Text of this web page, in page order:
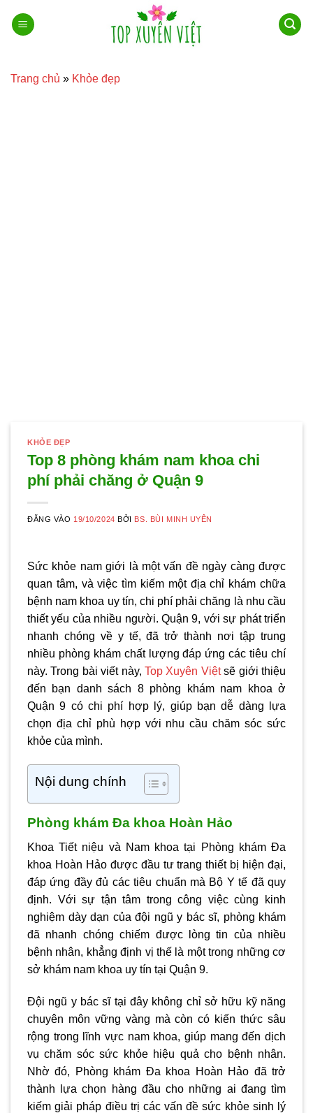
qua
Trang chủ » Khỏe đẹp
KHỎE ĐẸP
Top 8 phòng khám nam khoa chi
phí phải chăng ở Quận 9
ĐĂNG VÀO 19/10/2024 BỞI BS. BÙI MINH UYÊN
Sức khỏe nam giới là một vấn đề ngày càng được
quan tâm, và việc tìm kiếm một địa chỉ khám chữa
bệnh nam khoa uy tín, chi phí phải chăng là nhu cầu
thiết yếu của nhiều người. Quận 9, với sự phát triển
nhanh chóng về y tế, đã trở thành nơi tập trung
nhiều phòng khám chất lượng đáp ứng các tiêu chí
này. Trong bài viết này, Top Xuyên Việtsẽ giới thiệu
đến bạn danh sách 8 phòng khám nam khoa ở
Quận 9 có chi phí hợp lý, giúp bạn dễ dàng lựa
chọn địa chỉ phù hợp với nhu cầu chăm sóc sức
khỏe của mình.
Nội dung chính
Phòng khám Đa khoa Hoàn Hảo
Khoa Tiết niệu và Nam khoa tại Phòng khám Đa
khoa Hoàn Hảo được đầu tư trang thiết bị hiện đại,
đáp ứng đầy đủ các tiêu chuẩn mà Bộ Y tế đã quy
định. Với sự tận tâm trong công việc cùng kinh
nghiệm dày dạn của đội ngũ y bác sĩ, phòng khám
đã nhanh chóng chiếm được lòng tin của nhiều
bệnh nhân, khẳng định vị thế là một trong những cơ
sở khám nam khoa uy tín tại Quận 9.
Đội ngũ y bác sĩ tại đây không chỉ sở hữu kỹ năng
chuyên môn vững vàng mà còn có kiến thức sâu
rộng trong lĩnh vực nam khoa, giúp mang đến dịch
vụ chăm sóc sức khỏe hiệu quả cho bệnh nhân.
Nhờ đó, Phòng khám Đa khoa Hoàn Hảo đã trở
thành lựa chọn hàng đầu cho những ai đang tìm
kiếm giải pháp điều trị các vấn đề sức khỏe sinh lý